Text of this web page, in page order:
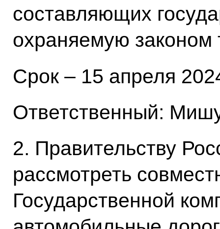
составляющих
охраняемую законом
Срок – 15 апреля
Ответственный:
2. Правительству
рассмотреть
Государственной